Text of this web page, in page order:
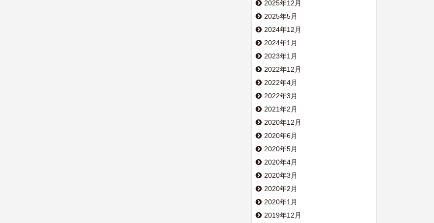
2025年12月
2025年5月
2024年12月
2024年1月
2023年1月
2022年12月
2022年4月
2022年3月
2021年2月
2020年12月
2020年6月
2020年5月
2020年4月
2020年3月
2020年2月
2020年1月
2019年12月